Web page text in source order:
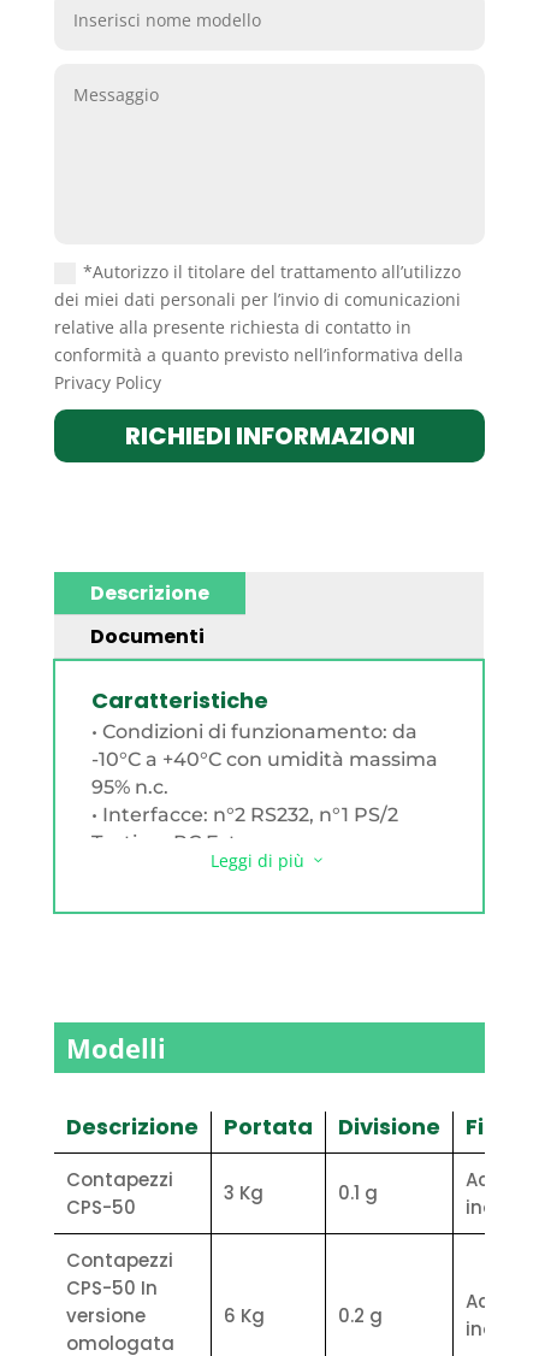
*Autorizzo il titolare del trattamento all’utilizzo
dei miei dati personali per l’invio di comunicazioni
relative alla presente richiesta di contatto in
conformità a quanto previsto nell’informativa della
Privacy Policy
RICHIEDI INFORMAZIONI
Descrizione
Documenti
Caratteristiche
• Condizioni di funzionamento: da
-10°C a +40°C con umidità massima
95% n.c.
• Interfacce: n°2 RS232, n°1 PS/2
Tastiera PC Esterna
• Visore: Indicatore peso: 7-segmenti
• Dimensioni (largh. x alt. x prof.):
300x120x440 mm
• Batteria: 6V 10Ah
• Tempo di ricarica della batteria: 10
ore
• Optional: n°1 RS485 (in sostituzione
di una RS232);
Caratteristiche funzionali:
• Collegamento 2 piattaforme
• Funzione contapezzi con
Leggi di più 3
Modelli
Descrizione Portata Divisione
Contapezzi
CPS-50
3 Kg 0.1 g
Acciaio
inox
Contapezzi
CPS-50 In
versione
omologata
6 Kg 0.2 g
Acciaio
inox